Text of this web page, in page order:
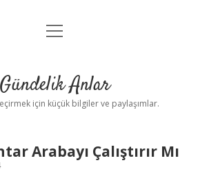
Anasayfa
Yasal Uyarı
menüyü
Gündelik Anlar
için küçük bilgiler ve paylaşımlar.
Arabayı Çalıştırır Mı